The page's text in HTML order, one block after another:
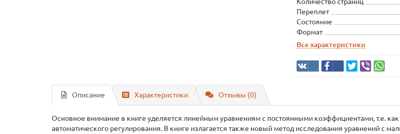
Переплет
Состояние
Формат
Все характеристики
Описание Характеристики Отзывы (0)
Основное внимание в книге уделяется линейным уравнениям с постоянными коэффициентами, т.е.
автоматического регулирования. В книге излагается также новый метод исследования уравнений с